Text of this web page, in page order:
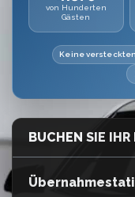
von Hunderten
Gästen
Keine
BUCHEN SIE IHR